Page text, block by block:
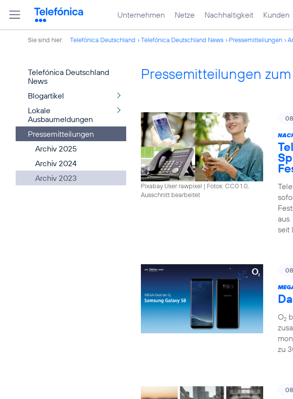
Unternehmen Netze Nachhaltigkeit Kunden
Sie sind hier: Telefónica Deutschland Telefónica Deutschland News Pressemitteilungen
Telefónica Deutschland
News
Blogartikel
Lokale
Ausbaumeldungen
Pressemitteilungen
Archiv 2025
Archiv 2024
Archiv 2023
Pressemitteilungen
Pixabay User rawpixel | Fotos: CC0 1.0,
Ausschnitt bearbeitet
seit
O2
zu